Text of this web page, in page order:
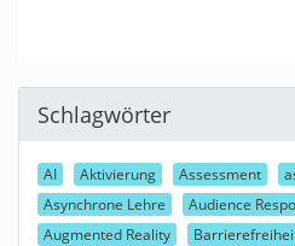
Schlagwörter
AI Aktivierung Assessment
Asynchrone Lehre
Audience
Augmented Reality